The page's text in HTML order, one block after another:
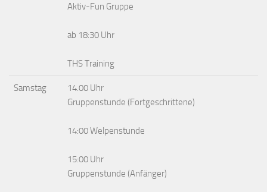
Aktiv-Fun Gruppe
ab 18:30 Uhr
THS Training
Samstag
14.00 Uhr
Gruppenstunde (Fortgeschrittene)
14:00 Welpenstunde
15:00 Uhr
Gruppenstunde (Anfänger)